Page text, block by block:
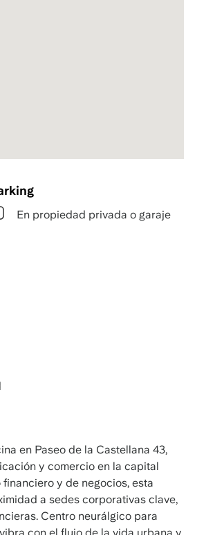
En propiedad privada o garaje
en Paseo de la Castellana 43,
y comercio en la capital
y de negocios, esta
a sedes corporativas clave,
Centro neurálgico para